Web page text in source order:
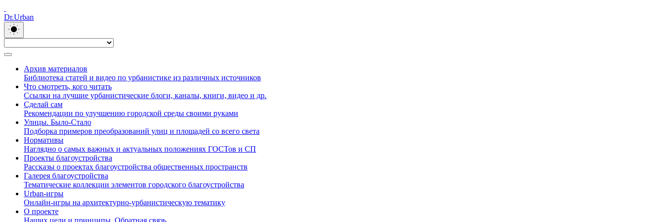
Dr.Urban
Архив материалов
Библиотека статей и видео по урбанистике из различных источников
Что смотреть, кого читать
Ссылки на лучшие урбанистические блоги, каналы, книги, видео и др.
Сделай сам
Рекомендации по улучшению городской среды своими руками
Улицы. Было-Стало
Подборка примеров преобразований улиц и площадей со всего света
Нормативы
Наглядно о самых важных и актуальных положениях ГОСТов и СП
Проекты благоустройства
Рассказы о проектах благоустройства общественных пространств
Галерея благоустройства
Тематические коллекции элементов городского благоустройства
Urban-игры
Онлайн-игры на архитектурно-урбанистическую тематику
О проекте
Наших цели и принципы. Обратная связь.